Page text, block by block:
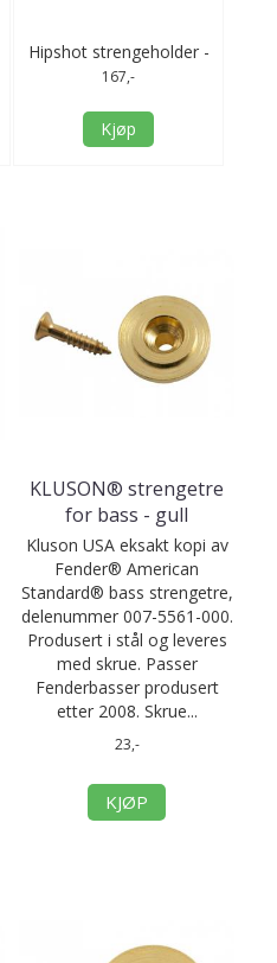
Hipshot strengeholder -
4 strenger - gull
167,-
Kjøp
KLUSON® strengetre
for bass - gull
Kluson USA eksakt kopi av
Fender® American
Standard® bass strengetre,
delenummer 007-5561-000.
Produsert i stål og leveres
med skrue. Passer
Fenderbasser produsert
etter 2008. Skrue...
23,-
KJØP